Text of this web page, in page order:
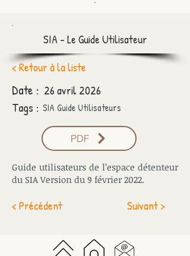
SIA - Le Guide Utilisateur
< Retour à la liste
Date : 26 avril 2026
Tags : SIA Guide Utilisateurs
PDF
Guide utilisateurs de l’espace détenteur
du SIA Version du 9 février 2022.
< Précédent Suivant >